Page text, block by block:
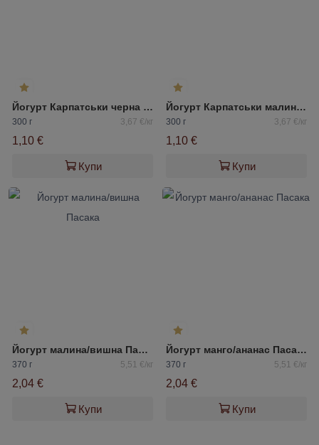
Йогурт Карпатськи черна боровинка и житни 2,2% Галичина
300 г 3,67 €/кг
1,10 €
Купи
Йогурт Карпатськи малина 2,2% Галичина
300 г 3,67 €/кг
1,10 €
Купи
Йогурт малина/вишна Пасака
370 г 5,51 €/кг
2,04 €
Купи
Йогурт манго/ананас Пасака
370 г 5,51 €/кг
2,04 €
Купи